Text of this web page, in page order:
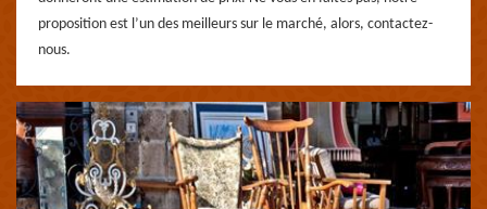
proposition est l’un des meilleurs sur le marché, alors, contactez-
nous.